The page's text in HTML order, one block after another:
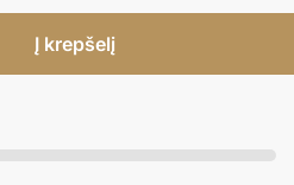
Į krepšelį